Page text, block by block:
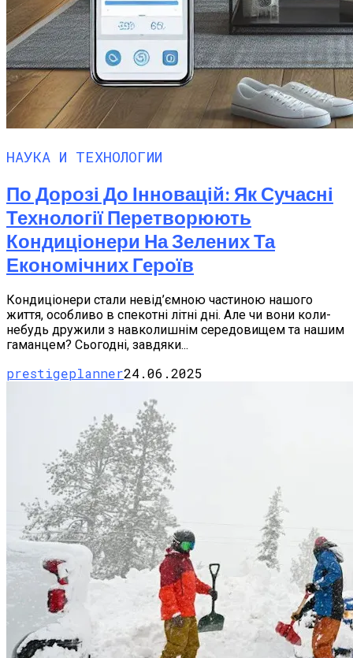
НАУКА И ТЕХНОЛОГИИ
По Дорозі До Інновацій: Як Сучасні
Технології Перетворюють
Кондиціонери На Зелених Та
Економічних Героїв
Кондиціонери стали невід’ємною частиною нашого
життя, особливо в спекотні літні дні. Але чи вони коли-
небудь дружили з навколишнім середовищем та нашим
гаманцем? Сьогодні, завдяки...
prestigeplanner24.06.2025